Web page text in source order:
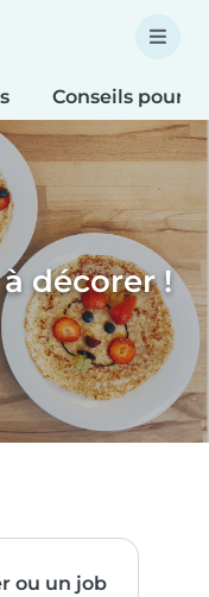
Conseils pour
décorer !
ou un job